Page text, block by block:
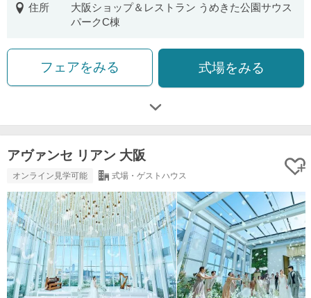
住所
大阪ショップ＆レストラン うめきた公園サウス
パークC棟
フェアをみる 式場をみる
アヴァンセ リアン 大阪
オンライン見学可能 式場・ゲストハウス